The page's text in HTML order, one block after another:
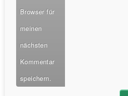
Browser für
meinen
nächsten
Kommentar
speichern.